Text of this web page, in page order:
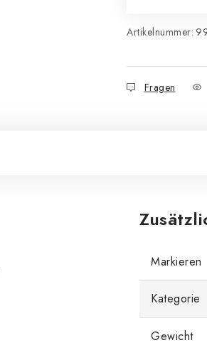
Artikelnummer:
Fragen
Markieren
Kategorie
Gewicht